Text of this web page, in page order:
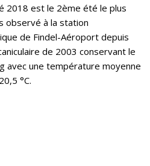
2018 est le 2ème été le plus
observé à la station
de Findel-Aéroport depuis
de 2003 conservant le
avec une température moyenne
°C.